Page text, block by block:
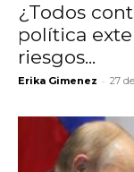
¿Todos
política
riesgos...
Erika Gimenez - 27